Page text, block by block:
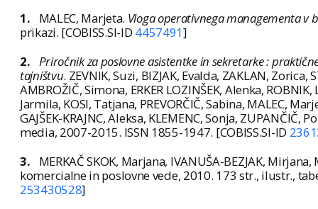
1. MALEC, Marjeta. Vloga operativnega managementa v
prikazi. [COBISS.SI-ID 4457491]
2. Priročnik za poslovne asistentke in sekretarke :
tajništvu. ZEVNIK, Suzi, BIZJAK, Evalda, ZAKLAN, Zorica,
AMBROŽIČ, Simona, ERKER LOZINŠEK, Alenka,
Jarmila, KOSI, Tatjana, PREVORČIČ, Sabina, MALEC,
GAJŠEK-KRAJNC, Aleksa, KLEMENC, Sonja,
media, 2007-2015. ISSN 1855-1947. [COBISS.SI-ID
3.
MERKAČ SKOK, Marjana, IVANUŠA-BEZJAK,
komercialne in poslovne vede, 2010. 173 str., ilustr.,
253430528]